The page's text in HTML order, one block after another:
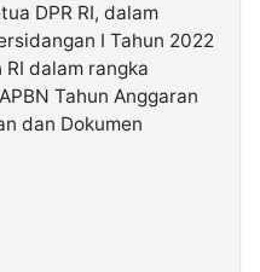
DPR RI, dalam
I Tahun 2022
dalam rangka
Tahun Anggaran
dan Dokumen